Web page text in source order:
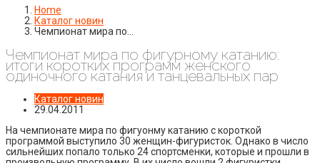
Home
Каталог новин
Чемпионат мира по…
Чемпионат мира по фигурному катанию:
итоги коротких программ женского
одиночного катания и танцевальных пар
Каталог новин
29.04.2011
На чемпионате мира по фигуонму катанию с короткой
программой выступило 30 женщин-фигуристок. Однако в число
сильнейших попало только 24 спортсменки, которые и прошли в